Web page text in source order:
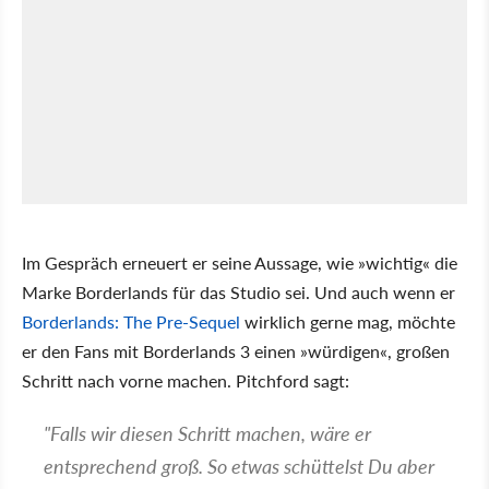
Im Gespräch erneuert er seine Aussage, wie »wichtig« die
Marke Borderlands für das Studio sei. Und auch wenn er
Borderlands: The Pre-Sequel wirklich gerne mag, möchte
er den Fans mit Borderlands 3 einen »würdigen«, großen
Schritt nach vorne machen. Pitchford sagt:
"Falls wir diesen Schritt machen, wäre er
entsprechend groß. So etwas schüttelst Du aber